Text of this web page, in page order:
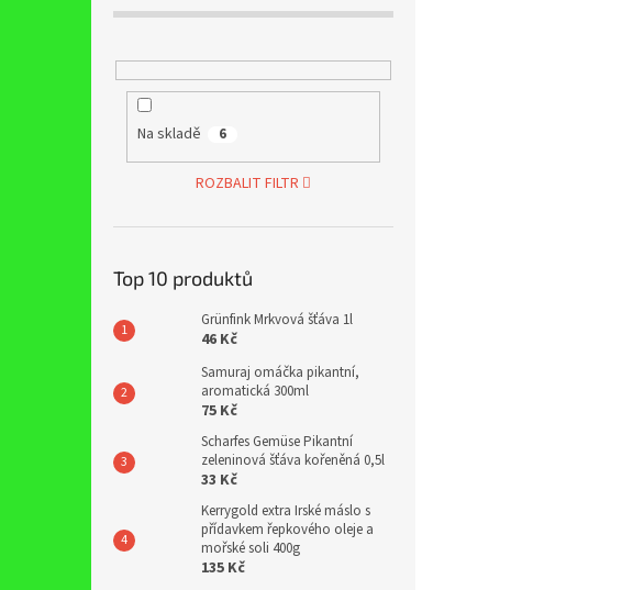
Na skladě 6
ROZBALIT FILTR
Top 10 produktů
Grünfink Mrkvová šťáva 1l
46 Kč
Samuraj omáčka pikantní,
aromatická 300ml
75 Kč
Scharfes Gemüse Pikantní
zeleninová šťáva kořeněná 0,5l
33 Kč
Kerrygold extra Irské máslo s
přídavkem řepkového oleje a
mořské soli 400g
135 Kč